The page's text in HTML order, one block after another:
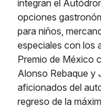
integran el
opciones
para niños,
especiales con los
Premio de México
Alonso Rebaque y
aficionados del
regreso de la